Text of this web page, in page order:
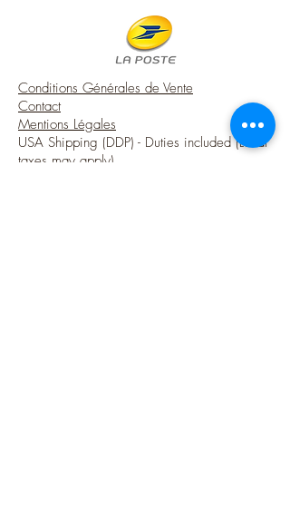
Conditions Générales de Vente
Contact
Mentions Légales
USA Shipping (DDP) - Duties included (Local
taxes may apply)